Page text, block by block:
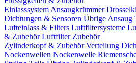
Einlasssystem Ansaugkrümmer
Dichtungen & Sensoren Übrige Ansaug
Lufteinlass & Filters Luftfiltersysteme
& ZubehörLuftfilter Zubehör
Zylinderkopf & ZubehörVerteilung
Nockenwellen Nockenwelle